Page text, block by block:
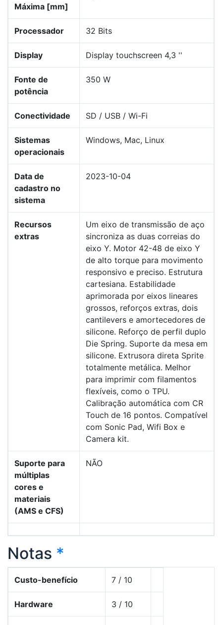
Máxima [mm]
Processador 32 Bits
Display Display touchscreen 4,3 ''
Fonte de
potência
350 W
Conectividade SD / USB / Wi-Fi
Sistemas
operacionais
Windows, Mac, Linux
Data de
cadastro no
sistema
2023-10-04
Recursos
extras
Um eixo de transmissão de aço
sincroniza as duas correias do
eixo Y. Motor 42-48 de eixo Y
de alto torque para movimento
responsivo e preciso. Estrutura
cartesiana. Estabilidade
aprimorada por eixos lineares
grossos, reforços extras, dois
cantilevers e amortecedores de
silicone. Reforço de perfil duplo
Die Spring. Suporte da mesa em
silicone. Extrusora direta Sprite
totalmente metálica. Melhor
para imprimir com filamentos
flexíveis, como o TPU.
Calibração automática com CR
Touch de 16 pontos. Compatível
com Sonic Pad, Wifi Box e
Camera kit.
Suporte para
múltiplas
cores e
materiais
(AMS e CFS)
NÃO
Notas *
Custo-benefício 7 / 10
Hardware 3 / 10